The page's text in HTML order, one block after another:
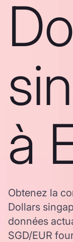
à
Obtenez la
Dollars
données
SGD/EUR